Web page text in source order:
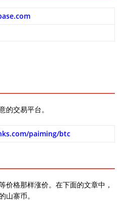
交易平台。
paiming/btc
格那样涨价。在下面的文章中，
寨币。